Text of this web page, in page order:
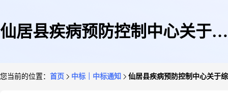
仙居县疾病预防控制中心关于综
您当前的位置： 首页 中标｜中标通知 仙居县疾病预防控制中心关于